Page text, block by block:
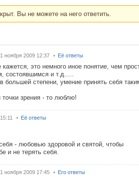
Вы не можете на него ответить.
1 ноября 2009 12:37 Её ответы
это немного иное понятие, чем
состоявшимся и т.д.....
большей степени, умение принять себя
точки зрения - то люблю!
Её ответы
- любовью здоровой и святой, чтобы
и не терять себя.
1 ноября 2009 17:45 Его ответы